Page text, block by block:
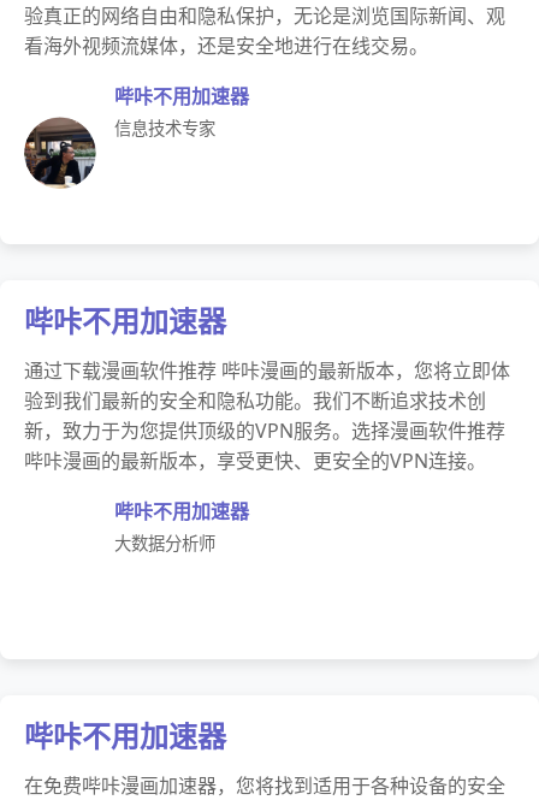
验真正的网络自由和隐私保护，无论是浏览国际新闻、观
看海外视频流媒体，还是安全地进行在线交易。
哔咔不用加速器
信息技术专家
哔咔不用加速器
通过下载漫画软件推荐 哔咔漫画的最新版本，您将立即体
验到我们最新的安全和隐私功能。我们不断追求技术创
新，致力于为您提供顶级的VPN服务。选择漫画软件推荐
哔咔漫画的最新版本，享受更快、更安全的VPN连接。
哔咔不用加速器
大数据分析师
哔咔不用加速器
在免费哔咔漫画加速器，您将找到适用于各种设备的安全